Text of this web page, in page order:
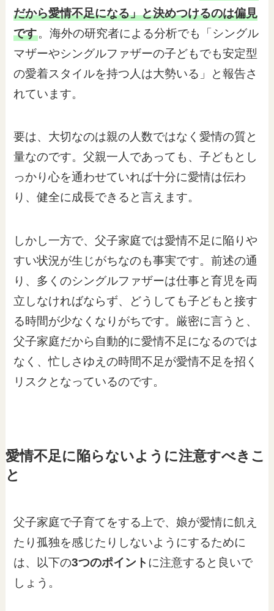
だから愛情不足になる」と決めつけるのは偏見
です。海外の研究者による分析でも「シングル
マザーやシングルファザーの子どもでも安定型
の愛着スタイルを持つ人は大勢いる」と報告さ
れています。
要は、大切なのは親の人数ではなく愛情の質と
量なのです。父親一人であっても、子どもとし
っかり心を通わせていれば十分に愛情は伝わ
り、健全に成長できると言えます。
しかし一方で、父子家庭では愛情不足に陥りや
すい状況が生じがちなのも事実です。前述の通
り、多くのシングルファザーは仕事と育児を両
立しなければならず、どうしても子どもと接す
る時間が少なくなりがちです。厳密に言うと、
父子家庭だから自動的に愛情不足になるのでは
なく、忙しさゆえの時間不足が愛情不足を招く
リスクとなっているのです。
愛情不足に陥らないように注意すべきこ
と
父子家庭で子育てをする上で、娘が愛情に飢え
たり孤独を感じたりしないようにするために
は、以下の3つのポイントに注意すると良いで
しょう。